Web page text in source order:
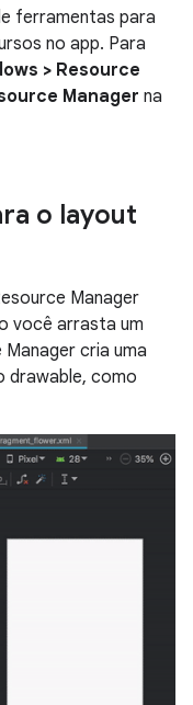
ferramentas para
no app. Para
> Resource
Manager na
o layout
Manager
você arrasta um
cria uma
drawable, como